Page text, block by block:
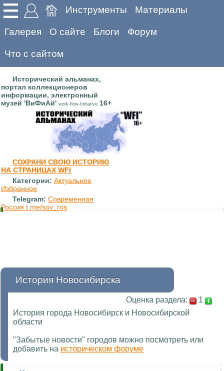
Инструменты Материалы
Галерея О сайте Блоги Форум
Что с сайтом
Исторический альманах,
портал коллекционеров
информации, электронный
музей 'ВиФиАй' work-flow-Initiative 16+
СОХРАНИ СВОЮ ИСТОРИЮ
НА СТРАНИЦАХ WFI
Категории: Актуальное
Избранное
Telegram: Современная
Россия t.me/sov_ros
История Новосибирска
Оценка раздела:
1
История города Новосибирск и Новосибирской
области
"Забытые новости" городов можно посмотреть или
добавить на историческом форуме